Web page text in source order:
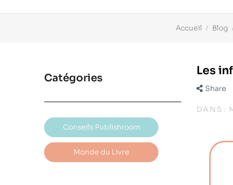
Accueil Blog
Catégories
Conseils Publishroom
Monde du Livre
Les
Share
DANS: